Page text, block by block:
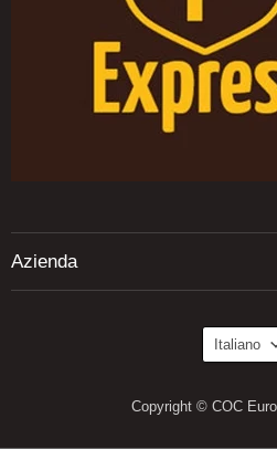
Azienda
Copyright © COC
Italiano